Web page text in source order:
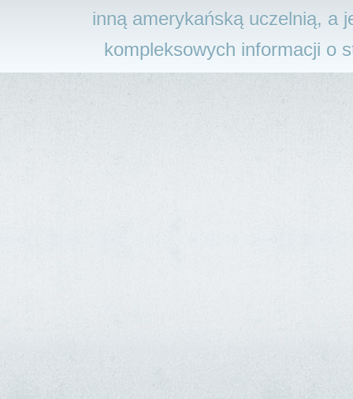
inną amerykańską uczelnią, a
kompleksowych informacji o